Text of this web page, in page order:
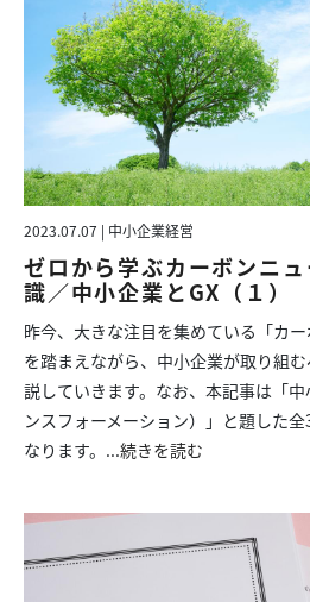
2023.07.07 | 中小企業経営
ゼロから学ぶカーボンニ
識／中小企業とGX（１）
昨今、大きな注目を集めている「カ
を踏まえながら、中小企業が取り組
説していきます。なお、本記事は「
ンスフォーメーション）」と題した
なります。...続きを読む